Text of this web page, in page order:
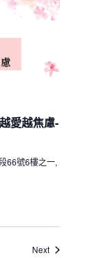
愛越焦慮-
66號6樓之一,
NextEvents